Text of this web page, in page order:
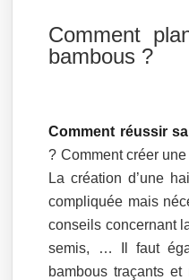
Comment
bambous ?
Comment réussir
? Comment créer
La création d’une
compliquée mais
conseils concernant
semis, … Il faut
bambous traçants